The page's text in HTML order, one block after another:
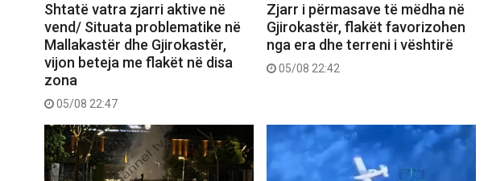
Shtatë vatra zjarri aktive në
vend/ Situata problematike në
Mallakastër dhe Gjirokastër,
vijon beteja me flakët në disa
zona
05/08 22:47
Zjarr i përmasave të mëdha në
Gjirokastër, flakët favorizohen
nga era dhe terreni i vështirë
05/08 22:42